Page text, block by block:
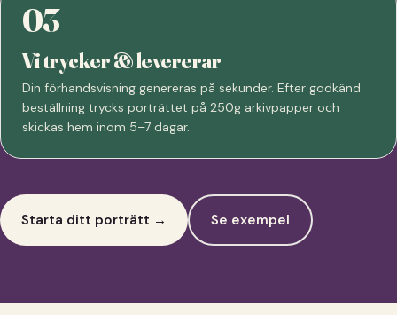
03
Vi trycker & levererar
Din förhandsvisning genereras på sekunder. Efter godkänd
beställning trycks porträttet på 250g arkivpapper och
skickas hem inom 5–7 dagar.
Starta ditt porträtt → Se exempel